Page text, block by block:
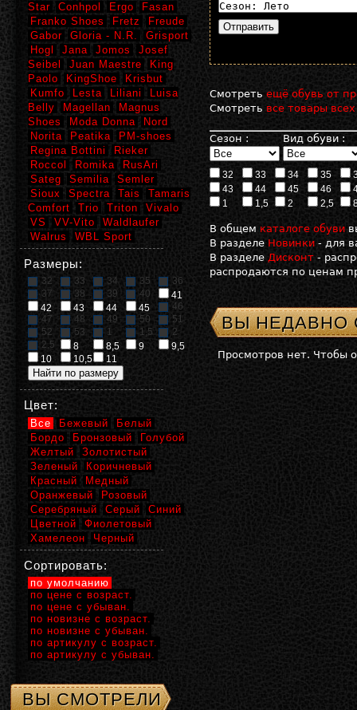
Смотреть ещё обувь от
Смотреть все товары
Сезон : Вид обуви :
32 33 34 35
43
44 45 46
1
1,5 2 2,5
В общем каталоге обуви
В разделе Новинки - для
В разделе Дисконт-
распродаются по ценам
ВЫ НЕДАВНО
Просмотров нет. Чтобы
Star
Conhpol Ergo
Fasan
Franko Shoes
Fretz
Freude
Gabor
Gloria - N.R.
Grisport
Hogl
Jana Jomos
Josef
Seibel
Juan Maestre
King
Paolo
KingShoe
Krisbut
Kumfo
Lesta Liliani
Luisa
Belly
Magellan
Magnus
Shoes
Moda Donna
Nord
Norita
Peatika
PM-shoes
Regina Bottini
Rieker
Roccol
Romika
RusAri
Sateg
Semilia
Semler
Sioux
Spectra Tais
Tamaris
Comfort
Trio Triton
Vivalo
VS
VV-Vito
Waldlaufer
Walrus
WBL Sport
Размеры:
32 33 34 35
36
37
38 39 40
41
42
43 44 45
46
47
48 49 50
51
52
53 1 1,5
2
2,5
8 8,5 9
9,5
10
10,5 11
Цвет:
Все Бежевый
Белый
Бордо
Бронзовый
Голубой
Желтый
Золотистый
Зеленый
Коричневый
Красный
Медный
Оранжевый
Розовый
Серебряный
Серый
Синий
Цветной
Фиолетовый
Хамелеон
Черный
Сортировать:
по умолчанию
по цене с возраст.
по цене с убыван.
по новизне с возраст.
по новизне с убыван.
по артикулу с возраст.
по артикулу с убыван.
ВЫ СМОТРЕЛИ